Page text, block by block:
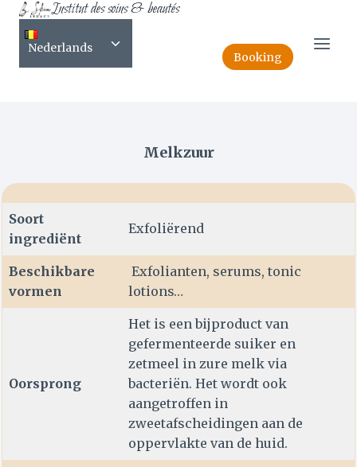
Skip
content
Institut des soins & beautés
Nederlands
menu
NL-Acide lactique
Melkzuur
Soort
ingrediënt
Exfoliërend
Beschikbare
vormen
Exfolianten, serums, tonic
lotions…
Oorsprong
Het is een bijproduct van
gefermenteerde suiker en
zetmeel in zure melk via
bacteriën. Het wordt ook
aangetroffen in
zweetafscheidingen aan de
oppervlakte van de huid.
Booking